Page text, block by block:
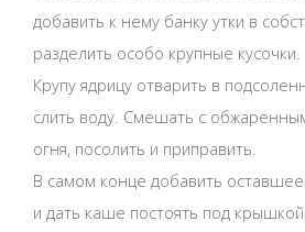
добавить к нему банку утки в
разделить особо крупные кусочки.
Крупу ядрицу отварить в
слить воду. Смешать с
огня, посолить и приправить.
В самом конце добавить
и дать каше постоять под